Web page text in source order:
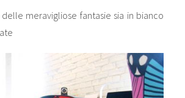
meravigliose fantasie sia in bianco